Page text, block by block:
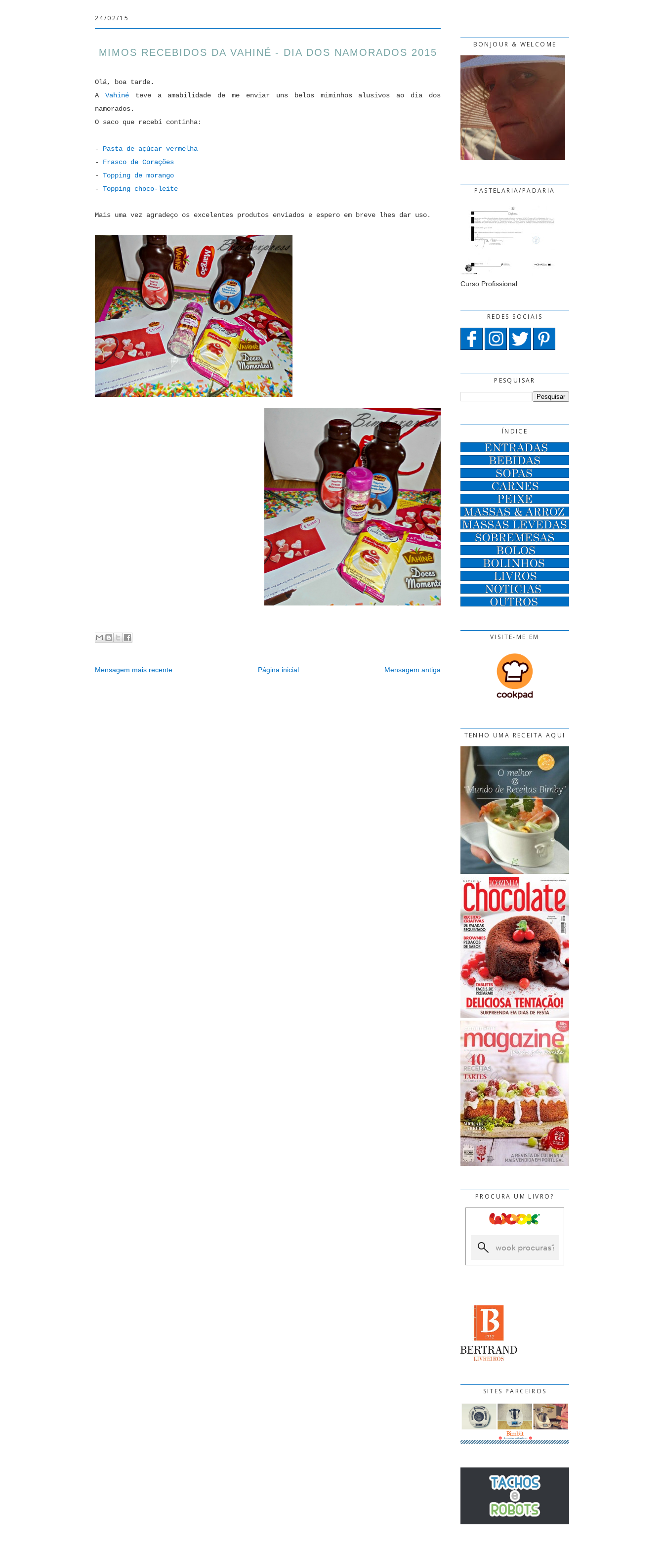
24/02/15
MIMOS RECEBIDOS DA VAHINÉ - DIA DOS NAMORADOS 2015
Olá, boa tarde.
A Vahinéteve a amabilidade de me enviar uns belos miminhos alusivos ao dia dos
namorados.
O saco que recebi continha:
- Pasta de açúcar vermelha
- Frasco de Corações
- Topping de morango
- Topping choco-leite
Mais uma vez agradeço os excelentes produtos enviados e espero em breve lhes dar uso.
Mensagem mais recente Mensagem antiga
Página inicial
BONJOUR & WELCOME
PASTELARIA/PADARIA
Curso Profissional
REDES SOCIAIS
PESQUISAR
ÍNDICE
VISITE-ME EM
TENHO UMA RECEITA AQUI
PROCURA UM LIVRO?
SITES PARCEIROS